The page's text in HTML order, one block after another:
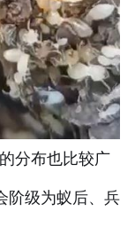
分布也比较广
阶级为蚁后、兵